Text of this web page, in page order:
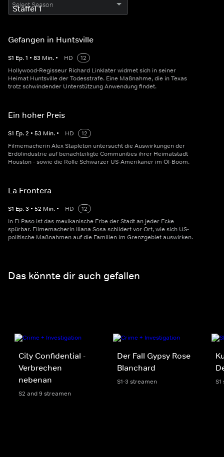
Select Season
Gefangen in Huntsville
S1 Ep.1 • 83 Min. • HD
12
Hollywood-Regisseur Richard Linklater widmet sich in seiner
Heimat Huntsville der Todesstrafe. Eine Maßnahme, die in Texas
trotz schwindender Unterstützung Anwendung findet.
Ein hoher Preis
S1 Ep.2 • 53 Min. • HD
12
Filmemacherin Alex Stapleton untersucht die Auswirkungen der
Erdölindustrie auf benachteiligte Communities ihrer Heimatstadt
Houston - sowie die Rolle Schwarzer US-Amerikaner im Öl-Boom.
La Frontera
S1 Ep.3 • 52 Min. • HD
12
In El Paso ist das mexikanische Erbe der Stadt an jeder Ecke
spürbar. Filmemacherin Iliana Sosa schildert vor Ort, wie sich US-
politische Maßnahmen auf die Familien im Grenzgebiet auswirken.
Das könnte dir auch gefallen
City Confidential -
Verbrechen
nebenan
S2 and 9 streamen
Der Fall Gypsy Rose
Blanchard
S1-3 streamen